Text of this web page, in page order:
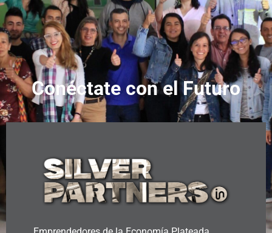
Conéctate con el Futuro